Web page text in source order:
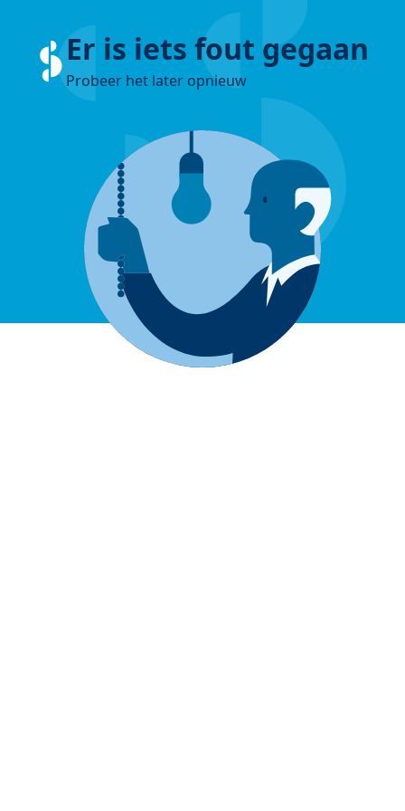
Er is iets fout gegaan
Probeer het later opnieuw